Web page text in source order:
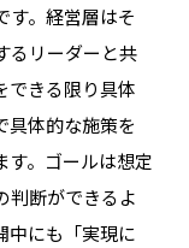
す。経営層はそ
るリーダーと共
できる限り具体
具体的な施策を
す。ゴールは想定
判断ができるよ
中にも「実現に